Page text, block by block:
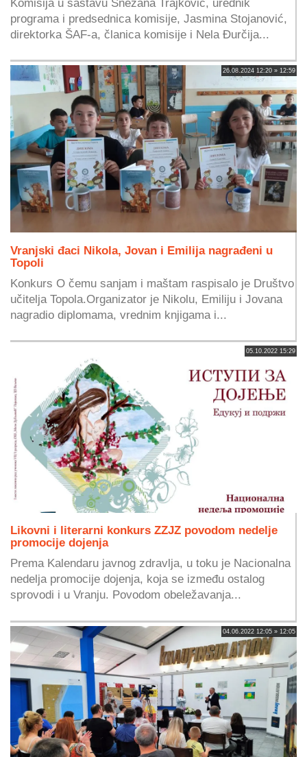
Komisija u sastavu Snežana Trajković, urednik
programa i predsednica komisije, Jasmina Stojanović,
direktorka ŠAF-a, članica komisije i Nela Đurčija...
26.08.2024 12:20 » 12:59
Vranjski đaci Nikola, Jovan i Emilija nagrađeni u
Topoli
Konkurs O čemu sanjam i maštam raspisalo je Društvo
učitelja Topola.Organizator je Nikolu, Emiliju i Jovana
nagradio diplomama, vrednim knjigama i...
05.10.2022 15:29
Likovni i literarni konkurs ZZJZ povodom nedelje
promocije dojenja
Prema Kalendaru javnog zdravlja, u toku je Nacionalna
nedelja promocije dojenja, koja se između ostalog
sprovodi i u Vranju. Pоvоdоm оbеlеžаvаnjа...
04.06.2022 12:05 » 12:05